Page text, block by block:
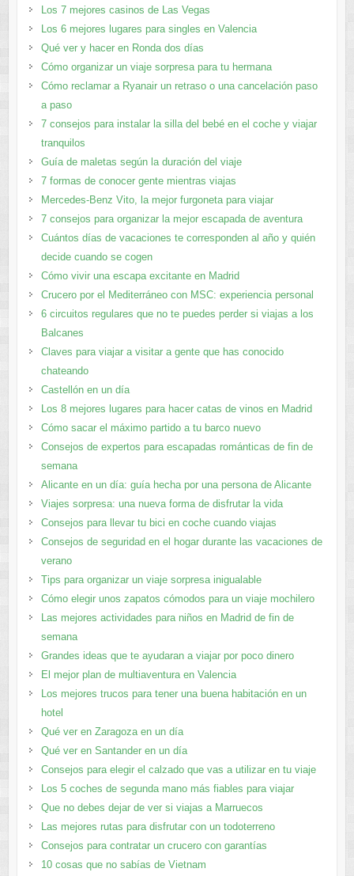
Los 7 mejores casinos de Las Vegas
Los 6 mejores lugares para singles en Valencia
Qué ver y hacer en Ronda dos días
Cómo organizar un viaje sorpresa para tu hermana
Cómo reclamar a Ryanair un retraso o una cancelación paso
a paso
7 consejos para instalar la silla del bebé en el coche y viajar
tranquilos
Guía de maletas según la duración del viaje
7 formas de conocer gente mientras viajas
Mercedes-Benz Vito, la mejor furgoneta para viajar
7 consejos para organizar la mejor escapada de aventura
Cuántos días de vacaciones te corresponden al año y quién
decide cuando se cogen
Cómo vivir una escapa excitante en Madrid
Crucero por el Mediterráneo con MSC: experiencia personal
6 circuitos regulares que no te puedes perder si viajas a los
Balcanes
Claves para viajar a visitar a gente que has conocido
chateando
Castellón en un día
Los 8 mejores lugares para hacer catas de vinos en Madrid
Cómo sacar el máximo partido a tu barco nuevo
Consejos de expertos para escapadas románticas de fin de
semana
Alicante en un día: guía hecha por una persona de Alicante
Viajes sorpresa: una nueva forma de disfrutar la vida
Consejos para llevar tu bici en coche cuando viajas
Consejos de seguridad en el hogar durante las vacaciones de
verano
Tips para organizar un viaje sorpresa inigualable
Cómo elegir unos zapatos cómodos para un viaje mochilero
Las mejores actividades para niños en Madrid de fin de
semana
Grandes ideas que te ayudaran a viajar por poco dinero
El mejor plan de multiaventura en Valencia
Los mejores trucos para tener una buena habitación en un
hotel
Qué ver en Zaragoza en un día
Qué ver en Santander en un día
Consejos para elegir el calzado que vas a utilizar en tu viaje
Los 5 coches de segunda mano más fiables para viajar
Que no debes dejar de ver si viajas a Marruecos
Las mejores rutas para disfrutar con un todoterreno
Consejos para contratar un crucero con garantías
10 cosas que no sabías de Vietnam